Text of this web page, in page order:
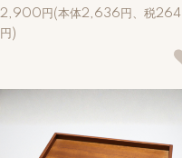
2,900円(本体2,636円、税264
円)